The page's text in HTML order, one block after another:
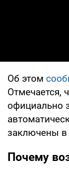
Об этом
Отмечается,
официально
заключены в
Почему